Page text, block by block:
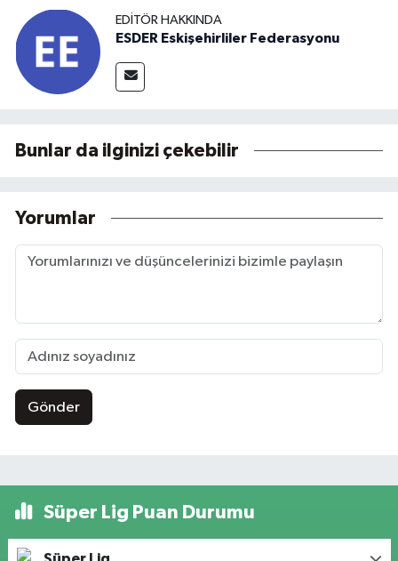
EDITÖR HAKKINDA
ESDER Eskişehirliler Federasyonu
Bunlar da ilginizi çekebilir
Yorumlar
Gönder
Süper Lig Puan Durumu